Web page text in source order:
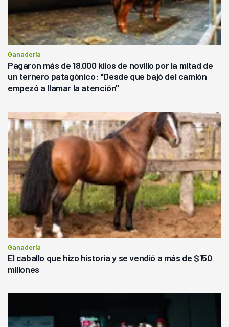
Ganadería
Pagaron más de 18.000 kilos de novillo por la mitad de
un ternero patagónico: "Desde que bajó del camión
empezó a llamar la atención"
Ganadería
El caballo que hizo historia y se vendió a más de $150
millones